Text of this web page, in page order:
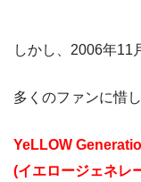
しかし、2006年11
多くのファンに惜
YeLLOW
(イエロージェネレ